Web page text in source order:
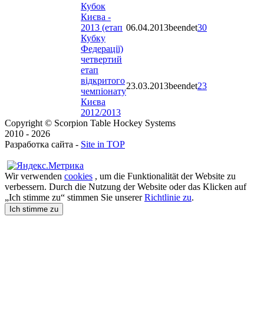
Кубок
Києва -
2013 (етап
Кубку
Федерації)
06.04.2013beendet30
четвертий
етап
відкритого
чемпіонату
Києва
2012/2013
23.03.2013beendet23
Copyright © Scorpion Table Hockey Systems
2010 - 2026
Разработка сайта - Site in TOP
Wir verwenden cookies , um die Funktionalität der Website zu
verbessern. Durch die Nutzung der Website oder das Klicken auf
„Ich stimme zu“ stimmen Sie unsererRichtlinie zu.
Ich stimme zu